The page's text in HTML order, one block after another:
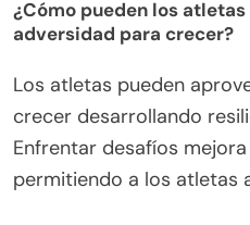
¿Qué prácticas poco
Las prácticas poco
la determinación incluyen
practicar la atención